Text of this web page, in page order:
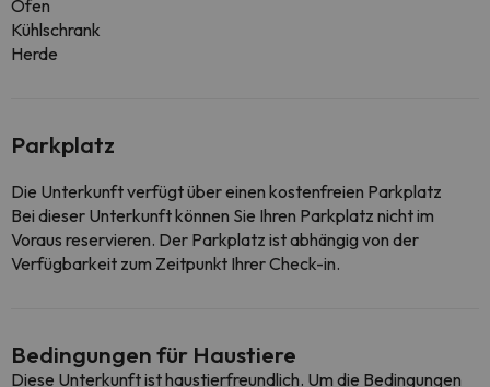
Ofen
Kühlschrank
Herde
Parkplatz
Die Unterkunft verfügt über einen kostenfreien Parkplatz
Bei dieser Unterkunft können Sie Ihren Parkplatz nicht im
Voraus reservieren. Der Parkplatz ist abhängig von der
Verfügbarkeit zum Zeitpunkt Ihrer Check-in.
Bedingungen für Haustiere
Diese Unterkunft ist haustierfreundlich. Um die Bedingungen